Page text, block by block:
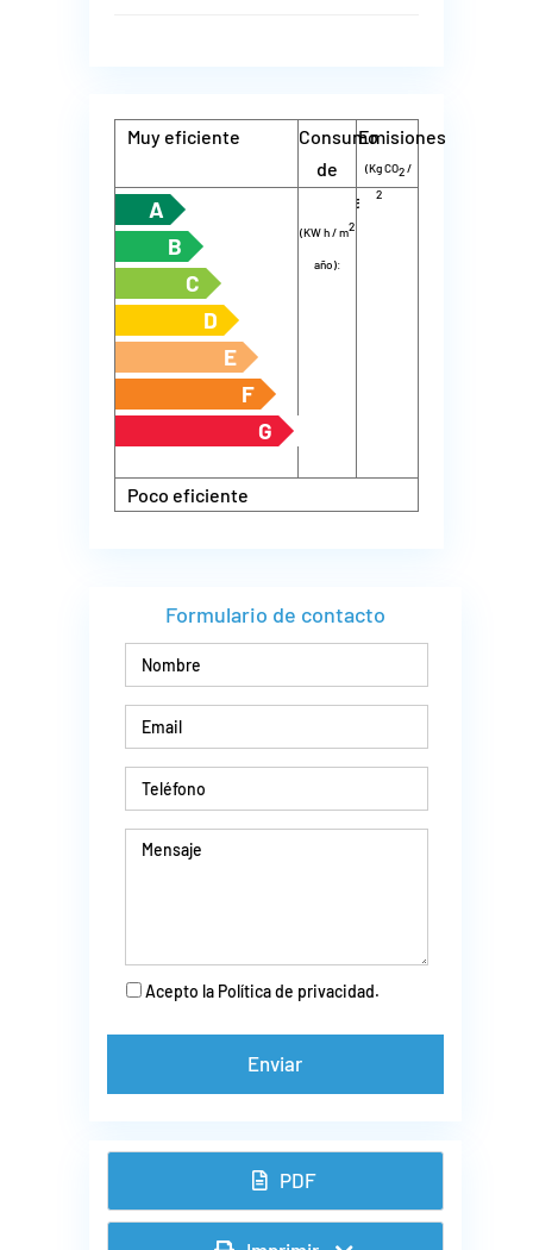
Muy eficiente
Consumo
de
energía
(KW h / m2
año):
Emisiones
(Kg CO2/
2año):
A
B
C
D
E
F
G
Poco eficiente
Formulario de contacto
Acepto la Política de privacidad.
PDF